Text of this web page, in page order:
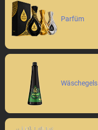
Parfüm
Wäschegels